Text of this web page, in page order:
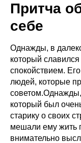
Притча
себе
Однажды, в
который
спокойствием.
людей, которые
который был
старику о своих
мешали ему жить
внимательно